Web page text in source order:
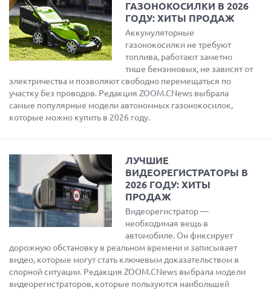
ГАЗОНОКОСИЛКИ В 2026
ГОДУ: ХИТЫ ПРОДАЖ
Аккумуляторные
газонокосилки не требуют
топлива, работают заметно
тише бензиновых, не зависят от
электричества и позволяют свободно перемещаться по
участку без проводов. Редакция ZOOM.CNews выбрала
самые популярные модели автономных газонокосилок,
которые можно купить в 2026 году.
ЛУЧШИЕ
ВИДЕОРЕГИСТРАТОРЫ В
2026 ГОДУ: ХИТЫ
ПРОДАЖ
Видеорегистратор —
необходимая вещь в
автомобиле. Он фиксирует
дорожную обстановку в реальном времени и записывает
видео, которые могут стать ключевым доказательством в
спорной ситуации. Редакция ZOOM.CNews выбрала модели
видеорегистраторов, которые пользуются наибольшей